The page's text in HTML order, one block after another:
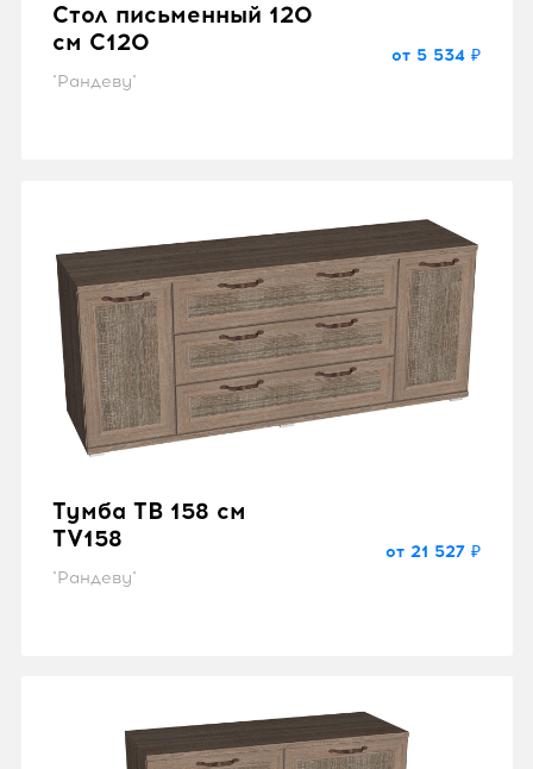
Стол письменный 120
см C120
"Рандеву"
от 5 534 ₽
Тумба ТВ 158 см
TV158
"Рандеву"
от 21 527 ₽